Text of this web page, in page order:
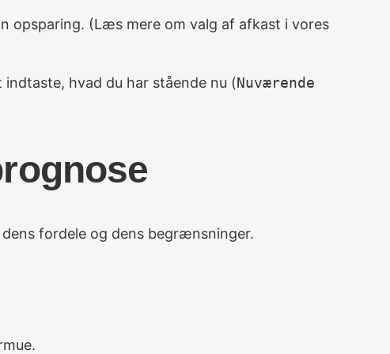
opsparing. (Læs mere om valg af afkast i vores
indtaste, hvad du har stående nu (Nuværende
fordele og dens begrænsninger.